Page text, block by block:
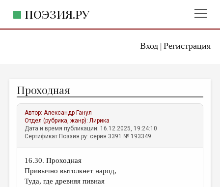
Вход| Регистрация
ПОЭЗИЯ.РУ
ЖАНРЫ
АВТОРЫ
КОММЕНТАРИИ
ЛИТСАЛОН
НОВОСТИ
ПРАВИЛА САЙТА
Проходная
Автор:Александр Ганул
Отдел (рубрика, жанр):Лирика
Дата и время публикации: 16.12.2025, 19:24:10
Сертификат Поэзия.ру: серия 3391 № 193349
16.30. Проходная
Привычно вытолкнет народ,
Туда, где древняя пивная